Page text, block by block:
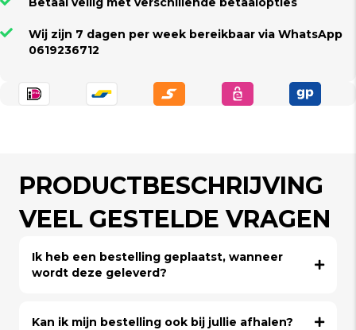
Wij zijn 7 dagen per week bereikbaar via WhatsApp
0619236712
PRODUCTBESCHRIJVING
VEEL GESTELDE VRAGEN
Ik heb een bestelling geplaatst, wanneer
wordt deze geleverd?
Kan ik mijn bestelling ook bij jullie afhalen?